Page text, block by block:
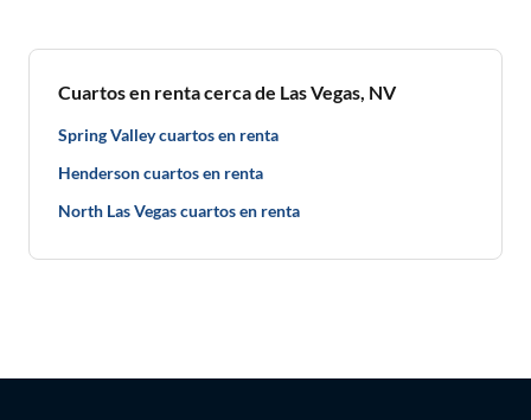
Cuartos en renta cerca de Las Vegas, NV
Spring Valley cuartos en renta
Henderson cuartos en renta
North Las Vegas cuartos en renta